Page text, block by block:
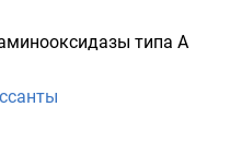
типа A